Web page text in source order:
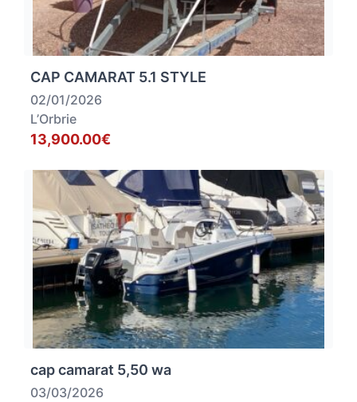
CAP CAMARAT 5.1 STYLE
02/01/2026
L’Orbrie
13,900.00€
cap camarat 5,50 wa
03/03/2026